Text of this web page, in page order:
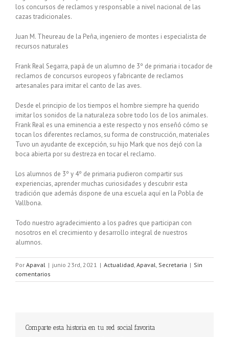
los concursos de reclamos y responsable a nivel nacional de las
cazas tradicionales.
Juan M. Theureau de la Peña, ingeniero de montes i especialista de
recursos naturales
Frank Real Segarra, papá de un alumno de 3º de primaria i tocador de
reclamos de concursos europeos y fabricante de reclamos
artesanales para imitar el canto de las aves.
Desde el principio de los tiempos el hombre siempre ha querido
imitar los sonidos de la naturaleza sobre todo los de los animales.
Frank Real es una eminencia a este respecto y nos enseñó cómo se
tocan los diferentes reclamos, su forma de construcción, materiales
Tuvo un ayudante de excepción, su hijo Mark que nos dejó con la
boca abierta por su destreza en tocar el reclamo.
Los alumnos de 3º y 4º de primaria pudieron compartir sus
experiencias, aprender muchas curiosidades y descubrir esta
tradición que además dispone de una escuela aquí en la Pobla de
Vallbona.
Todo nuestro agradecimiento a los padres que participan con
nosotros en el crecimiento y desarrollo integral de nuestros
alumnos.
Por Apaval | junio 23rd, 2021 | Actualidad, Apaval, Secretaria | Sin
comentarios
Comparte esta historia en tu red social favorita